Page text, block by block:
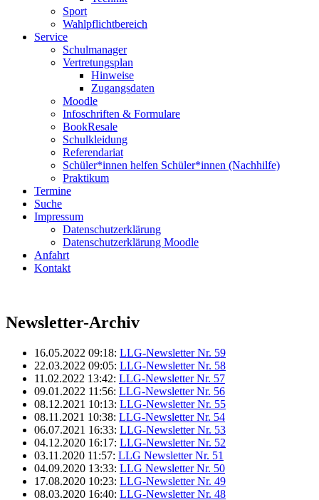
Sport
Wahlpflichtbereich
Service
Schulmanager
Vertretungsplan
Hinweise
Zugangsdaten
Moodle
Infoschriften & Formulare
BookResale
Schulkleidung
Referendariat
Schüler*innen helfen Schüler*innen (Nachhilfe)
Praktikum
Termine
Suche
Impressum
Datenschutzerklärung
Datenschutzerklärung Moodle
Anfahrt
Kontakt
Newsletter-Archiv
16.05.2022 09:18: LLG-Newsletter Nr. 59
22.03.2022 09:05: LLG-Newsletter Nr. 58
11.02.2022 13:42: LLG-Newsletter Nr. 57
09.01.2022 11:56: LLG-Newsletter Nr. 56
08.12.2021 10:13: LLG-Newsletter Nr. 55
08.11.2021 10:38: LLG-Newsletter Nr. 54
06.07.2021 16:33: LLG-Newsletter Nr. 53
04.12.2020 16:17: LLG-Newsletter Nr. 52
03.11.2020 11:57: LLG Newsletter Nr. 51
04.09.2020 13:33: LLG Newsletter Nr. 50
17.08.2020 10:23: LLG-Newsletter Nr. 49
08.03.2020 16:40: LLG-Newsletter Nr. 48